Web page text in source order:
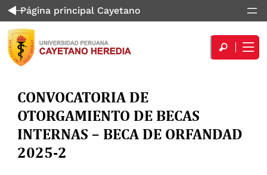
Página principal Cayetano
CONVOCATORIA DE
OTORGAMIENTO DE BECAS
INTERNAS – BECA DE ORFANDAD
2025-2